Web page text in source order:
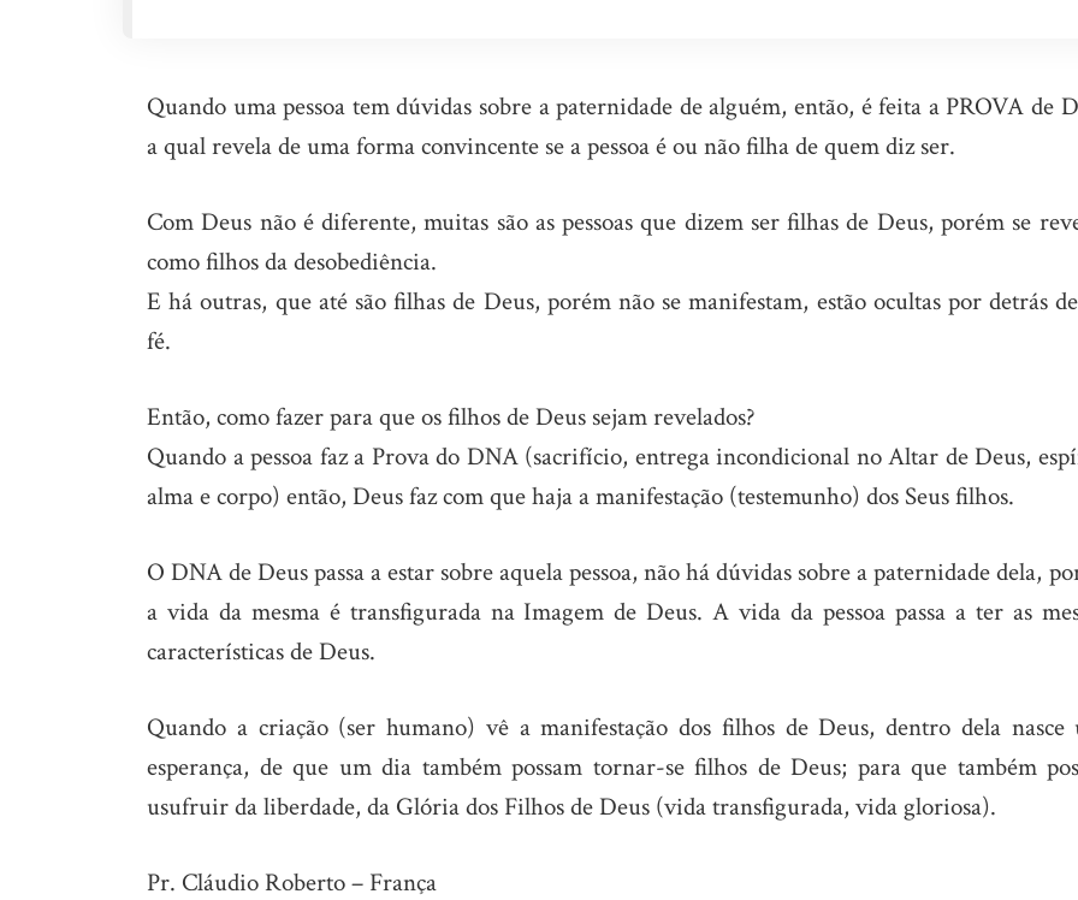
Quando uma pessoa tem dúvidas sobre a paternidade de alguém, então, é feita a PROVA de
a qual revela de uma forma convincente se a pessoa é ou não filha de quem diz ser.
Com Deus não é diferente, muitas são as pessoas que dizem ser filhas de Deus, porém se
como filhos da desobediência.
E há outras, que até são filhas de Deus, porém não se manifestam, estão ocultas por detrás
fé.
Então, como fazer para que os filhos de Deus sejam revelados?
Quando a pessoa faz a Prova do DNA (sacrifício, entrega incondicional no Altar de Deus,
alma e corpo) então, Deus faz com que haja a manifestação (testemunho) dos Seus filhos.
O DNA de Deus passa a estar sobre aquela pessoa, não há dúvidas sobre a paternidade dela,
a vida da mesma é transfigurada na Imagem de Deus. A vida da pessoa passa a ter as
características de Deus.
Quando a criação (ser humano) vê a manifestação dos filhos de Deus, dentro dela nasce
esperança, de que um dia também possam tornar-se filhos de Deus; para que também
usufruir da liberdade, da Glória dos Filhos de Deus (vida transfigurada, vida gloriosa).
Pr. Cláudio Roberto – França